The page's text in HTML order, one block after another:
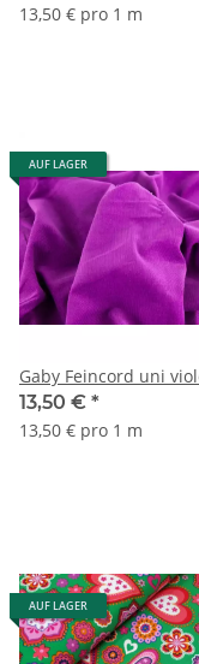
13,50 € pro 1 m
AUF LAGER
Gaby Feincord uni
13,50 € *
13,50 € pro 1 m
AUF LAGER